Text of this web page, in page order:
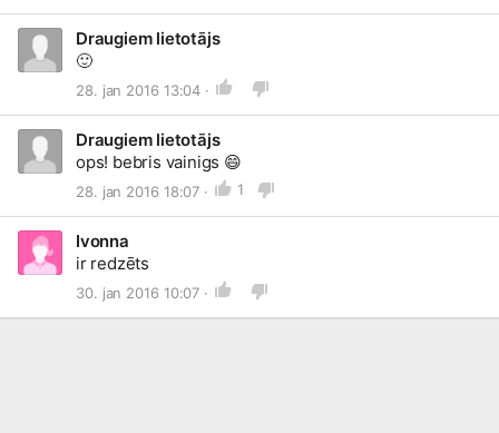
Draugiem lietotājs
🙂
28. jan 2016 13:04 ·
Draugiem lietotājs
ops! bebris vainigs 😄
28. jan 2016 18:07 · 1
Ivonna
ir redzēts
30. jan 2016 10:07 ·